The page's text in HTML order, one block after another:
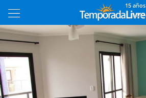
15 años